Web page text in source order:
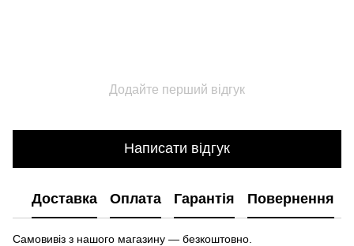
Додайте перший відгук
Написати відгук
Доставка Оплата Гарантія Повернення
Самовивіз з нашого магазину — безкоштовно.